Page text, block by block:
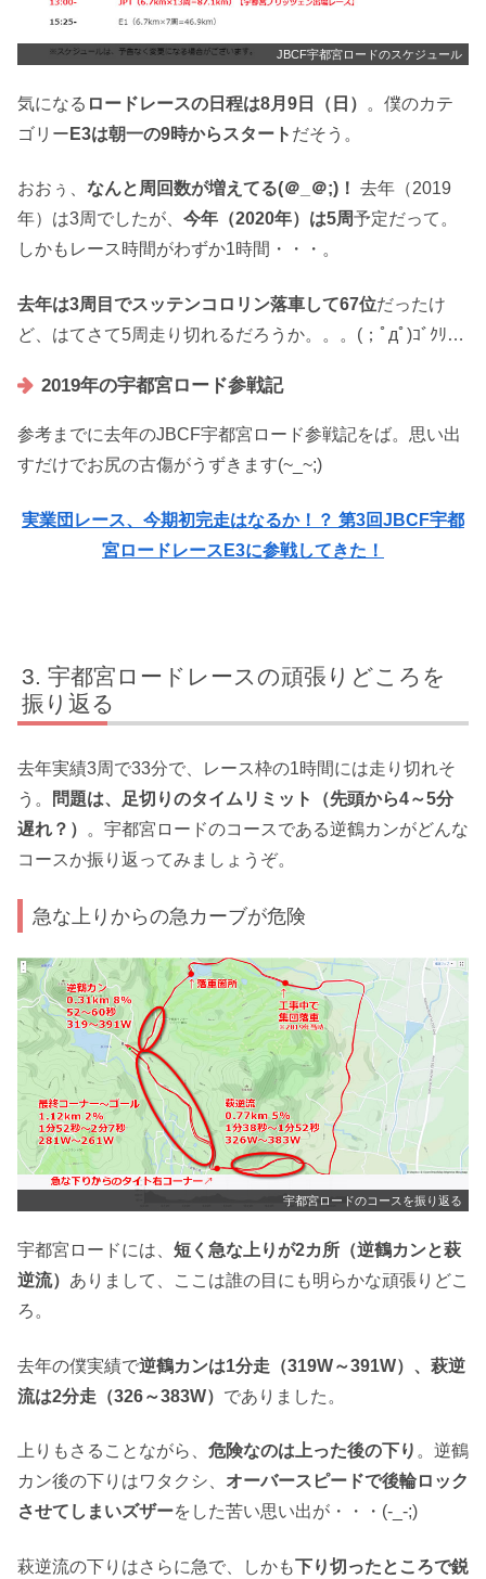
JBCF宇都宮ロードのスケジュール
気になる ロードレースの日程は8月9日（日）
。僕のカテ
ゴリー E3は朝一の9時からスタート だそう。
おおぅ、 なんと周回数が増えてる(＠_＠;)！ 去年（2019
年）は3周でしたが、 今年（2020年）は5周予定だって。
しかもレース時間がわずか1時間・・・。
去年は3周目でスッテンコロリン落車して67位だったけ
ど、はてさて5周走り切れるだろうか。。。(；ﾟдﾟ)ｺﾞｸﾘ…
2019年の宇都宮ロード参戦記
参考までに去年のJBCF宇都宮ロード参戦記をば。思い出
すだけでお尻の古傷がうずきます(~_~;)
実業団レース、今期初完走はなるか！？ 第3回JBCF宇都
宮ロードレースE3に参戦してきた！
宇都宮ロードレースの頑張りどころを
振り返る
去年実績3周で33分で、レース枠の1時間には走り切れそ
う。
問題は、足切りのタイムリミット（先頭から4～5分
遅れ？）
。宇都宮ロードのコースである逆鶴カンがどんな
コースか振り返ってみましょうぞ。
急な上りからの急カーブが危険
宇都宮ロードのコースを振り返る
宇都宮ロードには、 短く急な上りが2カ所（逆鶴カンと萩
逆流） ありまして、ここは誰の目にも明らかな頑張りどこ
ろ。
去年の僕実績で逆鶴カンは1分走（319W～391W）、萩逆
流は2分走（326～383W） でありました。
上りもさることながら、 危険なのは上った後の下り 。逆鶴
カン後の下りはワタクシ、 オーバースピードで後輪ロック
させてしまいズザーをした苦い思い出が・・・(-_-;)
萩逆流の下りはさらに急で、しかも下り切ったところで鋭